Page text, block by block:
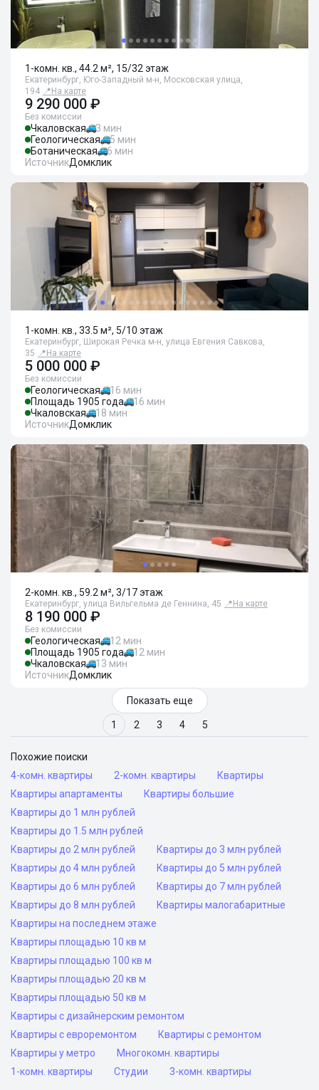
1-комн. кв., 44.2 м², 15/32 этаж
Екатеринбург, Юго-Западный м-н, Московская улица,
194 📍 На карте
9 290 000 ₽
Без комиссии
Чкаловская
3 мин
Геологическая
5 мин
Ботаническая
6 мин
ИсточникДомклик
1-комн. кв., 33.5 м², 5/10 этаж
Екатеринбург, Широкая Речка м-н, улица Евгения Савкова,
35 📍 На карте
5 000 000 ₽
Без комиссии
Геологическая
16 мин
Площадь 1905 года
16 мин
Чкаловская
18 мин
ИсточникДомклик
2-комн. кв., 59.2 м², 3/17 этаж
Екатеринбург, улица Вильгельма де Геннина, 45 📍 На карте
8 190 000 ₽
Без комиссии
Геологическая
12 мин
Площадь 1905 года
12 мин
Чкаловская
13 мин
ИсточникДомклик
Показать еще
1 2 3 4 5
Похожие поиски
4-комн. квартиры
2-комн. квартиры
Квартиры
Квартиры апартаменты
Квартиры большие
Квартиры до 1 млн рублей
Квартиры до 1.5 млн рублей
Квартиры до 2 млн рублей
Квартиры до 3 млн рублей
Квартиры до 4 млн рублей
Квартиры до 5 млн рублей
Квартиры до 6 млн рублей
Квартиры до 7 млн рублей
Квартиры до 8 млн рублей
Квартиры малогабаритные
Квартиры на последнем этаже
Квартиры площадью 10 кв м
Квартиры площадью 100 кв м
Квартиры площадью 20 кв м
Квартиры площадью 50 кв м
Квартиры с дизайнерским ремонтом
Квартиры с евроремонтом
Квартиры с ремонтом
Квартиры у метро
Многокомн. квартиры
1-комн. квартиры
Студии 3-комн. квартиры